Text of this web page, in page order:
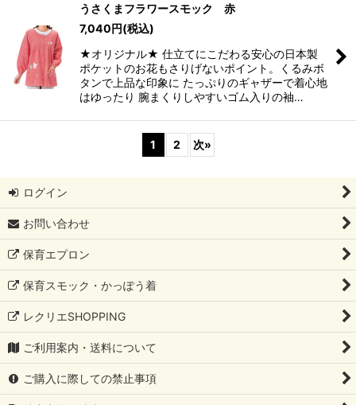
うさくまフラワースモック 赤
7,040円(税込)
★オリジナル★ 仕立てにこだわる安心の日本製
ポケットのお花もさりげないポイント。くるみボ
タンで上品な印象に たっぷりのギャザーで着心地
はゆったり 腕まくりしやすいゴム入りの袖…
1 2 次»
ログイン
お問い合わせ
保育エプロン
保育スモック・かっぽう着
レクリエSHOPPING
ご利用案内・送料について
ご購入に際しての禁止事項